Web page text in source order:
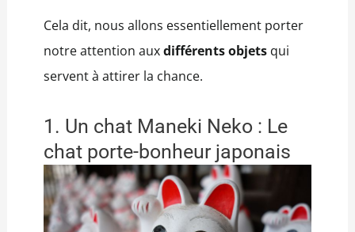
Cela dit, nous allons essentiellement porter
notre attention auxdifférents objets qui
servent à attirer la chance.
1. Un chat Maneki Neko : Le
chat porte-bonheur japonais